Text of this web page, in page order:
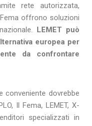
rete autorizzata,
offrono soluzioni
LEMET può
europea per
da confrontare
conveniente dovrebbe
Il Fema, LEMET, X-
specializzati in